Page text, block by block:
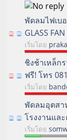
พัดลมไฟเบ
GLASS
เริ่มโดย
ชิงช้าเหล็ก
ฟรี! โทร
เริ่มโดย
พัดลมอุตสา
โรงงานแล
เริ่มโดย